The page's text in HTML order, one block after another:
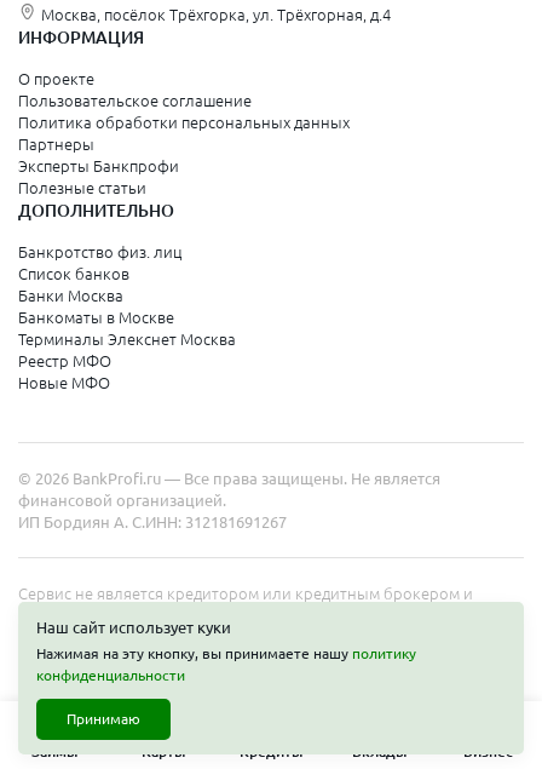
Москва, посёлок Трёхгорка, ул. Трёхгорная, д.4
ИНФОРМАЦИЯ
О проекте
Пользовательское соглашение
Политика обработки персональных данных
Партнеры
Эксперты Банкпрофи
Полезные статьи
ДОПОЛНИТЕЛЬНО
Банкротство физ. лиц
Список банков
Банки Москва
Банкоматы в Москве
Терминалы Элекснет Москва
Реестр МФО
Новые МФО
© 2026 BankProfi.ru — Все права защищены. Не является
финансовой организацией.
ИП Бордиян А. С.ИНН: 312181691267
Сервис не является кредитором или кредитным брокером и
на сайте не является публичной офертой. Полные условия услуг
уточняйте на сайте организаций.
Займы Карты Кредиты Вклады Бизнес
Наш сайт использует куки
Нажимая на эту кнопку, вы принимаете нашу политику
конфиденциальности
Принимаю